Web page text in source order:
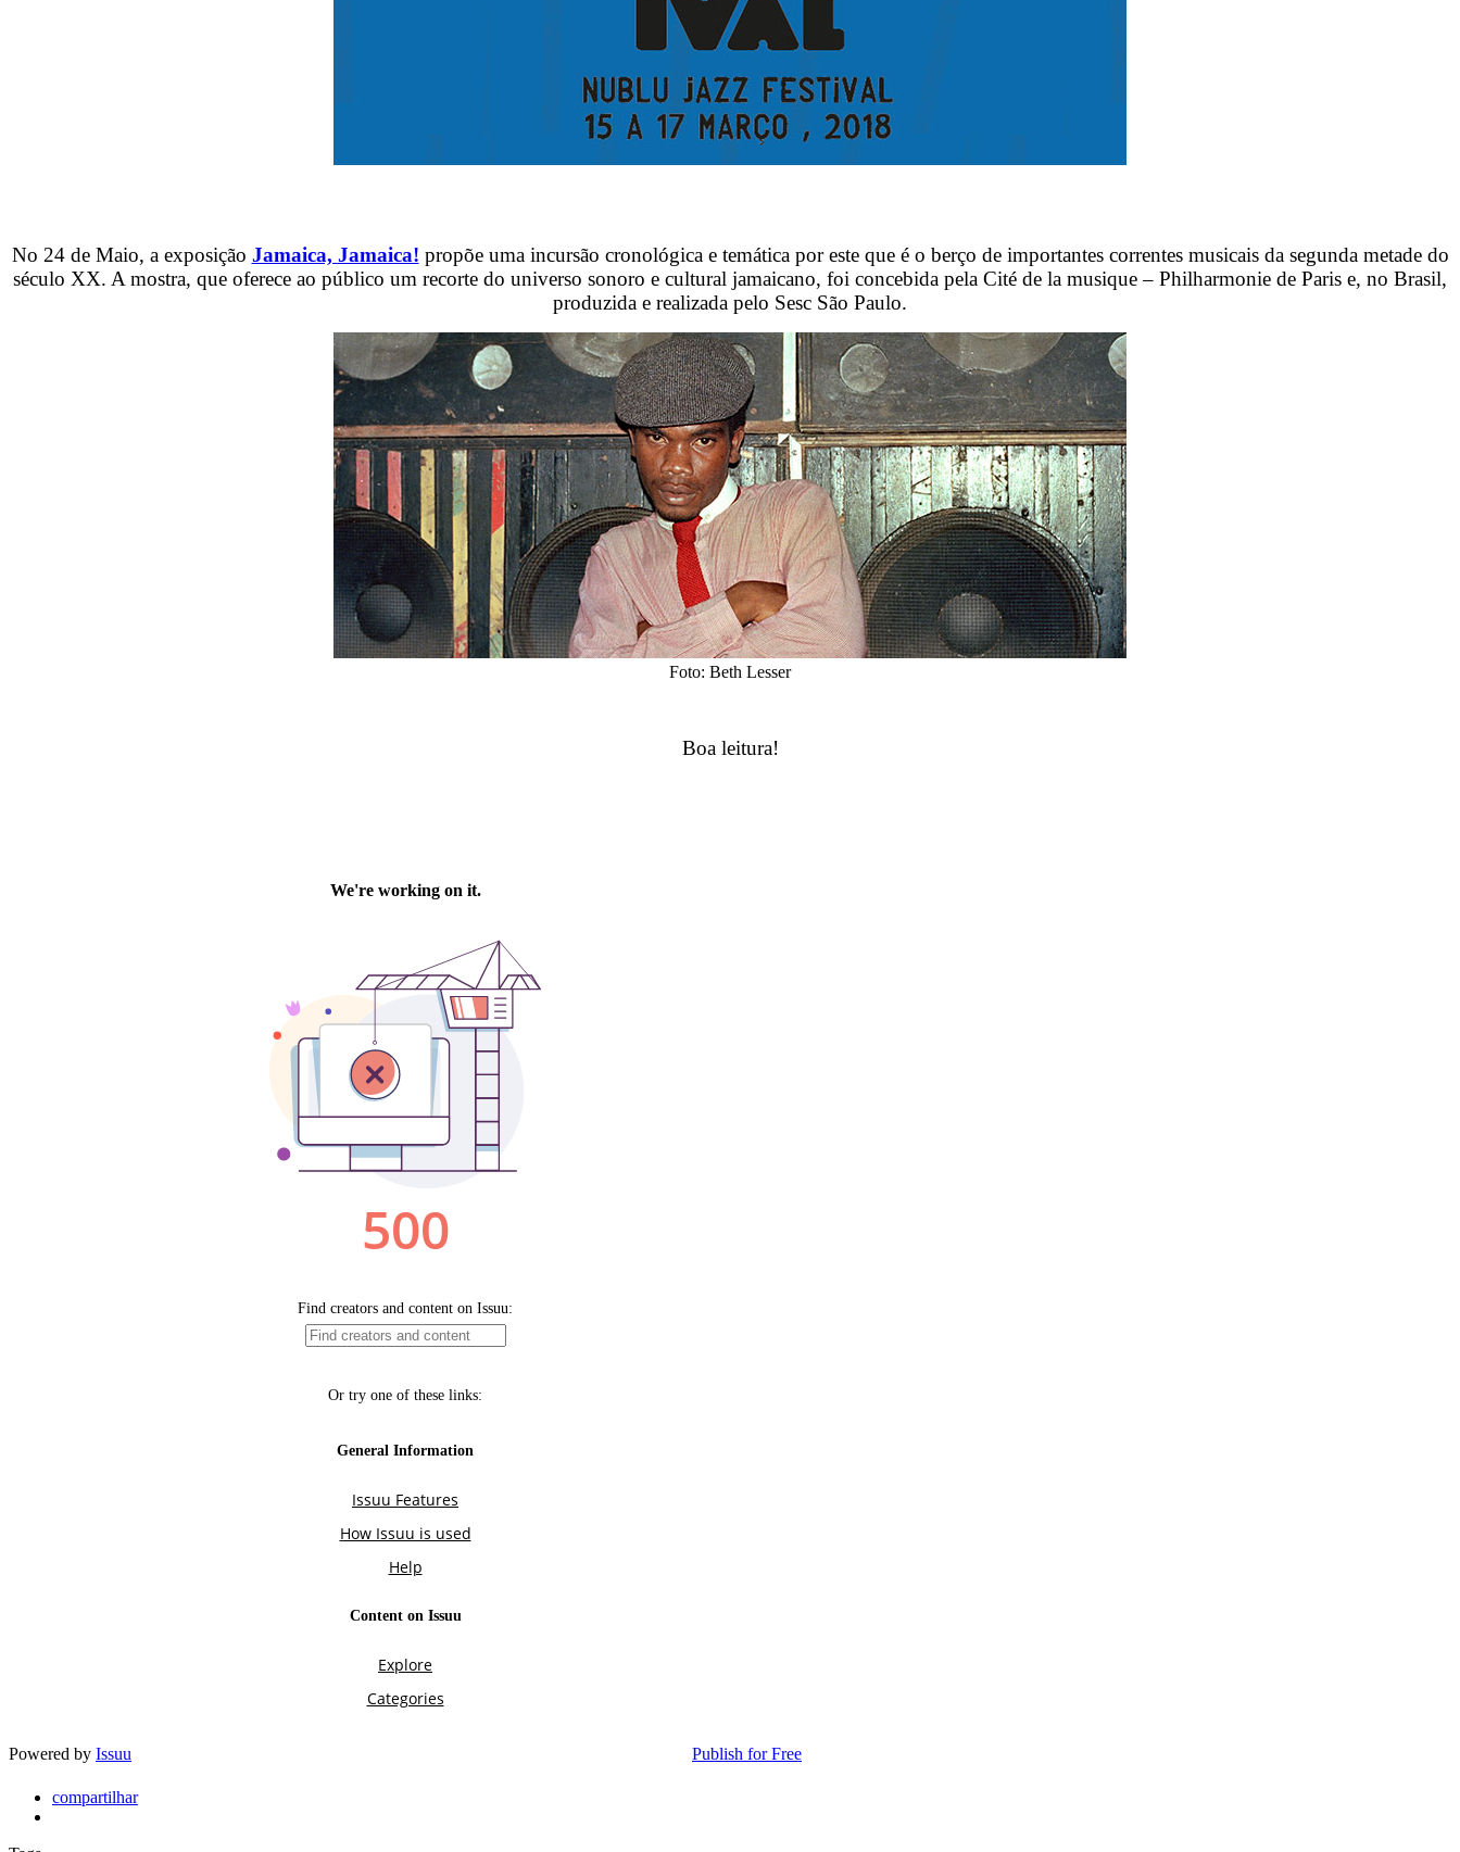
No 24 de Maio, a exposição Jamaica, Jamaica! propõe uma incursão cronológica e temática por este que é o berço de importantes correntes musicais da segunda metade do
século XX. A mostra, que oferece ao público um recorte do universo sonoro e cultural jamaicano, foi concebida pela Cité de la musique – Philharmonie de Paris e, no Brasil,
produzida e realizada pelo Sesc São Paulo.
Foto: Beth Lesser
Boa leitura!
Powered by Issuu Publish for Free
compartilhar